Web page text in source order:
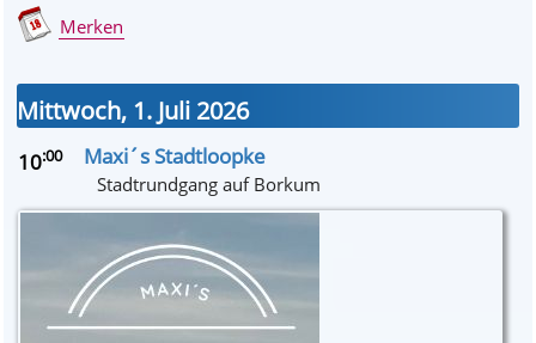
Merken
Mittwoch, 1. Juli 2026
10:00 Maxi´s Stadtloopke
Stadtrundgang auf Borkum